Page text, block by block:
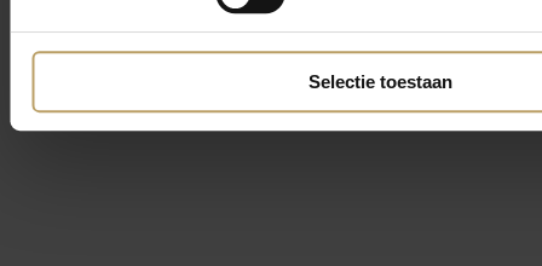
Selectie toestaan